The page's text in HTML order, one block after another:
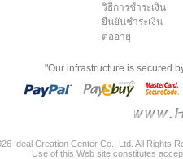
วิธีการชำระเงิน
ยืนยันชำระเงิน
ต่ออายุ
"Our infrastructure is secured
Ideal Creation Center Co., Ltd. All Rights
Use of this Web site constitutes